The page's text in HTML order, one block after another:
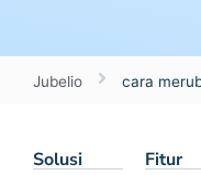
Jubelio cara
Solusi Fitur